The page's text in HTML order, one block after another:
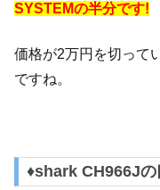
SYSTEMの半分です!
価格が2万円を切って
ですね。
♦shark CH966Jの